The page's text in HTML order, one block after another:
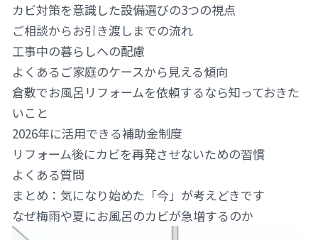
カビ対策を意識した設備選びの3つの視点
ご相談からお引き渡しまでの流れ
工事中の暮らしへの配慮
よくあるご家庭のケースから見える傾向
倉敷でお風呂リフォームを依頼するなら知っておきた
いこと
2026年に活用できる補助金制度
リフォーム後にカビを再発させないための習慣
よくある質問
まとめ：気になり始めた「今」が考えどきです
なぜ梅雨や夏にお風呂のカビが急増するのか